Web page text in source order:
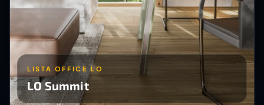
LISTA OFFICE LO
LO Summit